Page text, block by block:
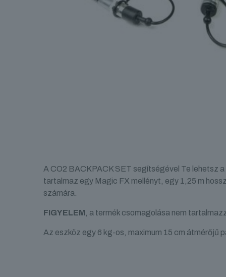
A CO2 BACKPACK SET segítségével Te lehetsz
tartalmaz egy Magic FX mellényt, egy 1,25 m
számára.
FIGYELEM , a termék csomagolása nem
Az eszköz egy 6 kg-os, maximum 15 cm átmérőjű